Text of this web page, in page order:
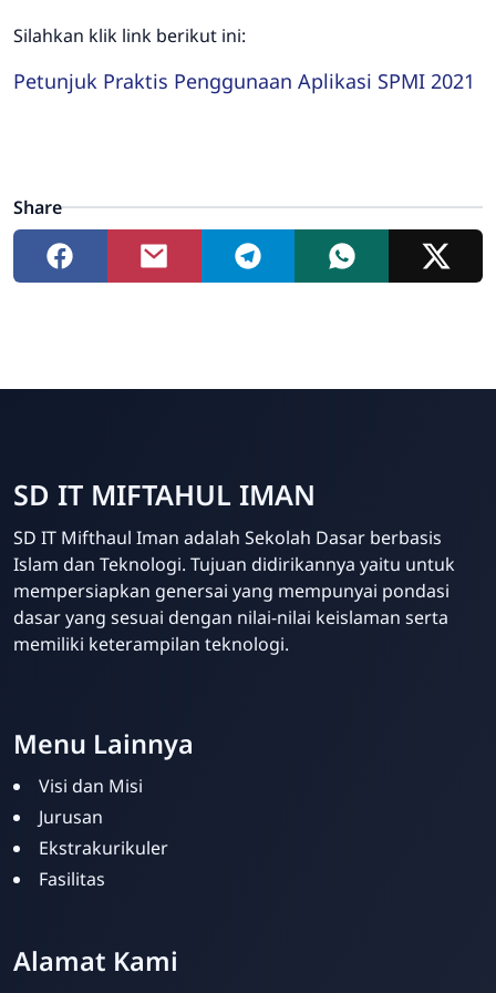
Silahkan klik link berikut ini:
Petunjuk Praktis Penggunaan Aplikasi SPMI 2021
Share
SD IT MIFTAHUL IMAN
SD IT Mifthaul Iman adalah Sekolah Dasar berbasis
Islam dan Teknologi. Tujuan didirikannya yaitu untuk
mempersiapkan genersai yang mempunyai pondasi
dasar yang sesuai dengan nilai-nilai keislaman serta
memiliki keterampilan teknologi.
Menu Lainnya
Visi dan Misi
Jurusan
Ekstrakurikuler
Fasilitas
Alamat Kami